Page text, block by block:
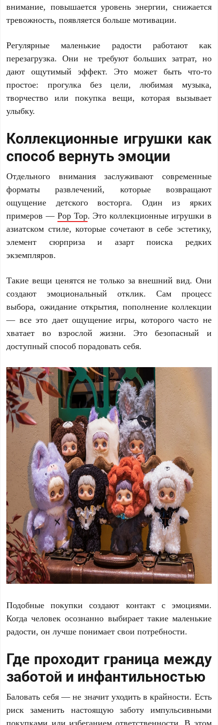
внимание, повышается уровень энергии, снижается
тревожность, появляется больше мотивации.
Регулярные маленькие радости работают как
перезагрузка. Они не требуют больших затрат, но
дают ощутимый эффект. Это может быть что-то
простое: прогулка без цели, любимая музыка,
творчество или покупка вещи, которая вызывает
улыбку.
Коллекционные игрушки как
способ вернуть эмоции
Отдельного внимания заслуживают современные
форматы развлечений, которые возвращают
ощущение детского восторга. Один из ярких
примеров — Pop Top. Это коллекционные игрушки в
азиатском стиле, которые сочетают в себе эстетику,
элемент сюрприза и азарт поиска редких
экземпляров.
Такие вещи ценятся не только за внешний вид. Они
создают эмоциональный отклик. Сам процесс
выбора, ожидание открытия, пополнение коллекции
— все это дает ощущение игры, которого часто не
хватает во взрослой жизни. Это безопасный и
доступный способ порадовать себя.
Подобные покупки создают контакт с эмоциями.
Когда человек осознанно выбирает такие маленькие
радости, он лучше понимает свои потребности.
Где проходит граница между
заботой и инфантильностью
Баловать себя — не значит уходить в крайности. Есть
риск заменить настоящую заботу импульсивными
покупками или избеганием ответственности. В этом